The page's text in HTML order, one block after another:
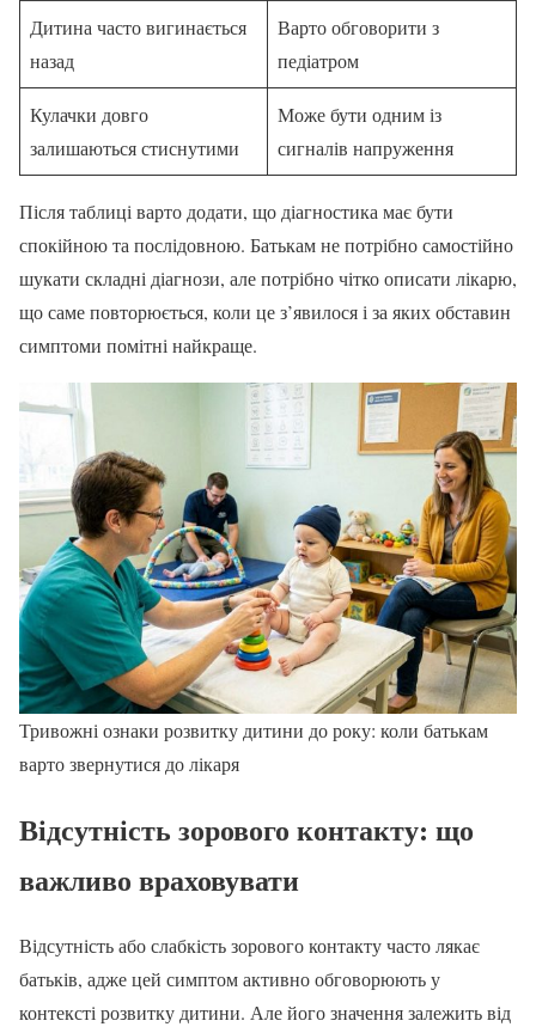
Дитина часто вигинається
назад
Варто обговорити з
педіатром
Кулачки довго
залишаються стиснутими
Може бути одним із
сигналів напруження
Після таблиці варто додати, що діагностика має бути
спокійною та послідовною. Батькам не потрібно самостійно
шукати складні діагнози, але потрібно чітко описати лікарю,
що саме повторюється, коли це з’явилося і за яких обставин
симптоми помітні найкраще.
Тривожні ознаки розвитку дитини до року: коли батькам
варто звернутися до лікаря
Відсутність зорового контакту: що
важливо враховувати
Відсутність або слабкість зорового контакту часто лякає
батьків, адже цей симптом активно обговорюють у
контексті розвитку дитини. Але його значення залежить від